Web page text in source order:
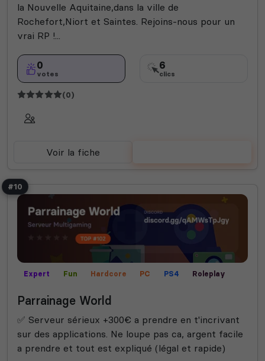
la Nouvelle Aquitaine,dans la ville de
Rochefort,Niort et Saintes. Rejoins-nous pour un
vrai RP !...
0
votes
6
clics
(0)
Voir la fiche
#10
Expert Fun Hardcore PC PS4
Roleplay
Parrainage World
✅️ Serveur sérieux +300€ a prendre en t'incrivant
sur des applications. Ne loupe pas ca, argent facile
a prendre et tout est expliqué (légal et rapide)